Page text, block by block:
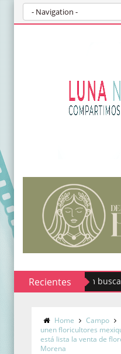
Recientes
Codhem busca
Home Campo
unen floricultores
está lista la venta de
Morena